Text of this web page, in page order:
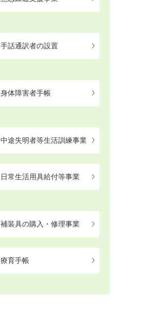
手話通訳者の設置
身体障害者手帳
中途失明者等生活訓練事業
日常生活用具給付等事業
補装具の購入・修理事業
療育手帳